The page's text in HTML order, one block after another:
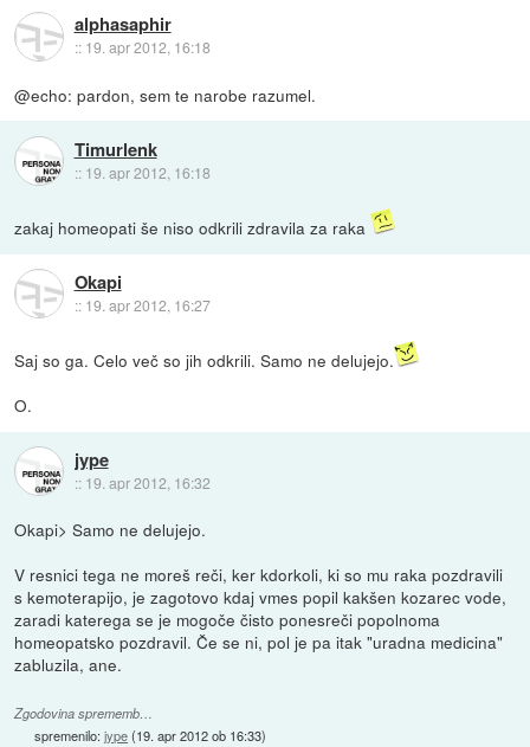
alphasaphir
:: 19. apr 2012, 16:18
@echo: pardon, sem te narobe razumel.
Timurlenk
:: 19. apr 2012, 16:18
zakaj homeopati še niso odkrili zdravila za raka
Okapi
:: 19. apr 2012, 16:27
Saj so ga. Celo več so jih odkrili. Samo ne delujejo.
O.
jype
:: 19. apr 2012, 16:32
Okapi> Samo ne delujejo.
V resnici tega ne moreš reči, ker kdorkoli, ki so mu raka pozdravili
s kemoterapijo, je zagotovo kdaj vmes popil kakšen kozarec vode,
zaradi katerega se je mogoče čisto ponesreči popolnoma
homeopatsko pozdravil. Če se ni, pol je pa itak "uradna medicina"
zabluzila, ane.
Zgodovina sprememb…
spremenilo:jype(19. apr 2012 ob 16:33)